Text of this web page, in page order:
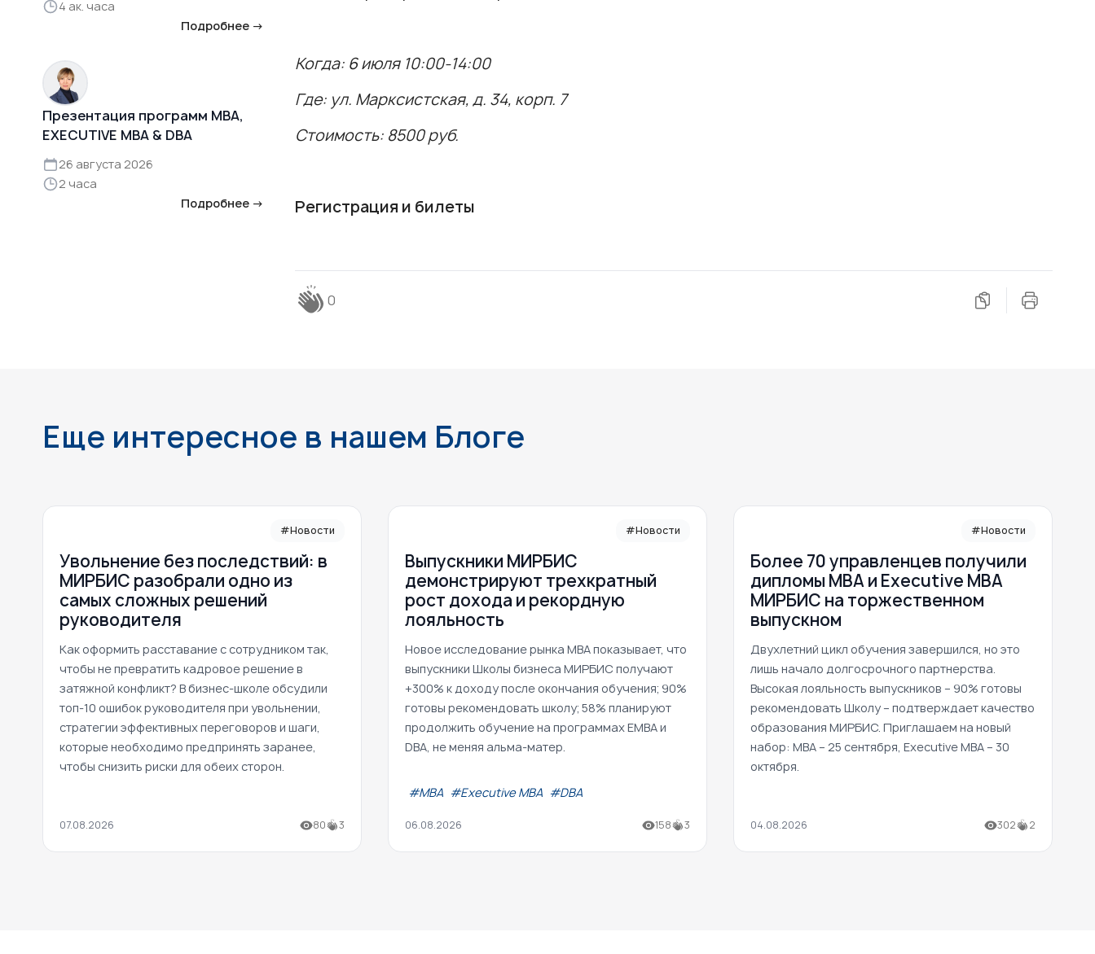
Когда: 6 июля 10:00-14:00
Где: ул. Марксистская, д. 34, корп. 7
Стоимость: 8500 руб.
Регистрация и билеты
4 ак. часа
Подробнее →
Презентация программ MBA,
EXECUTIVE MBA & DBA
26 августа 2026
2 часа
Подробнее →
0
Еще интересное в нашем Блоге
#Новости
Увольнение без последствий: в
МИРБИС разобрали одно из
самых сложных решений
руководителя
Как оформить расставание с сотрудником так,
чтобы не превратить кадровое решение в
затяжной конфликт? В бизнес-школе обсудили
топ-10 ошибок руководителя при увольнении,
стратегии эффективных переговоров и шаги,
которые необходимо предпринять заранее,
чтобы снизить риски для обеих сторон.
07.08.2026 80 3
#Новости
Выпускники МИРБИС
демонстрируют трехкратный
рост дохода и рекордную
лояльность
Новое исследование рынка MBA показывает, что
выпускники Школы бизнеса МИРБИС получают
+300% к доходу после окончания обучения; 90%
готовы рекомендовать школу; 58% планируют
продолжить обучение на программах EMBA и
DBA, не меняя альма-матер.
#МВА #Executive MBA #DBA
06.08.2026 158 3
#Новости
Более 70 управленцев получили
дипломы MBA и Executive MBA
МИРБИС на торжественном
выпускном
Двухлетний цикл обучения завершился, но это
лишь начало долгосрочного партнерства.
Высокая лояльность выпускников – 90% готовы
рекомендовать Школу – подтверждает качество
образования МИРБИС. Приглашаем на новый
набор: MBA – 25 сентября, Executive MBA – 30
октября.
04.08.2026 302 2